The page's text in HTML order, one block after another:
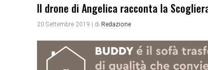
Il drone di Angelica racconta la
20 Settembre 2019 | di Redazione